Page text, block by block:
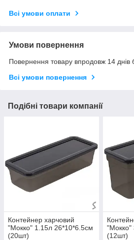
Всі умови оплати
Умови повернення
Повернення товару впродовж 14 днів
Всі умови повернення
Подібні товари компанії
Контейнер харчовий
"Мокко" 1.15л 26*10*6.5см
(20шт)
"Мокко"
(12шт)